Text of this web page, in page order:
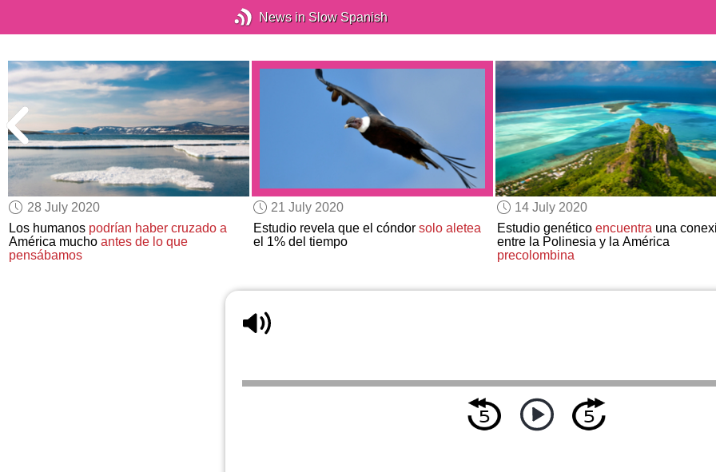
News in Slow Spanish
28 July 2020
Los humanos podrían haber cruzado a
América muchoantes de lo que
pensábamos
21 July 2020
Estudio revela que el cóndor solo aletea
el 1% del tiempo
14 July 2020
Estudio genético encuentrauna
entre la Polinesia y la América
precolombina